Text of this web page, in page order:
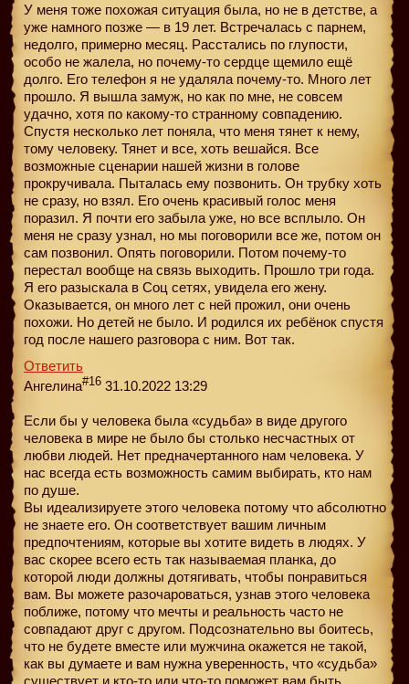
У меня тоже похожая ситуация была, но не в детстве, а
уже намного позже — в 19 лет. Встречалась с парнем,
недолго, примерно месяц. Расстались по глупости,
особо не жалела, но почему-то сердце щемило ещё
долго. Его телефон я не удаляла почему-то. Много лет
прошло. Я вышла замуж, но как по мне, не совсем
удачно, хотя по какому-то странному совпадению.
Спустя несколько лет поняла, что меня тянет к нему,
тому человеку. Тянет и все, хоть вешайся. Все
возможные сценарии нашей жизни в голове
прокручивала. Пыталась ему позвонить. Он трубку хоть
не сразу, но взял. Его очень красивый голос меня
поразил. Я почти его забыла уже, но все всплыло. Он
меня не сразу узнал, но мы поговорили все же, потом он
сам позвонил. Опять поговорили. Потом почему-то
перестал вообще на связь выходить. Прошло три года.
Я его разыскала в Соц сетях, увидела его жену.
Оказывается, он много лет с ней прожил, они очень
похожи. Но детей не было. И родился их ребёнок спустя
год после нашего разговора с ним. Вот так.
Ответить
Ангелина#16 31.10.2022 13:29
Если бы у человека была «судьба» в виде другого
человека в мире не было бы столько несчастных от
любви людей. Нет предначертанного нам человека. У
нас всегда есть возможность самим выбирать, кто нам
по душе.
Вы идеализируете этого человека потому что абсолютно
не знаете его. Он соответствует вашим личным
предпочтениям, которые вы хотите видеть в людях. У
вас скорее всего есть так называемая планка, до
которой люди должны дотягивать, чтобы понравиться
вам. Вы можете разочароваться, узнав этого человека
поближе, потому что мечты и реальность часто не
совпадают друг с другом. Подсознательно вы боитесь,
что не будете вместе или мужчина окажется не такой,
как вы думаете и вам нужна уверенность, что «судьба»
существует и кто-то или что-то поможет вам быть